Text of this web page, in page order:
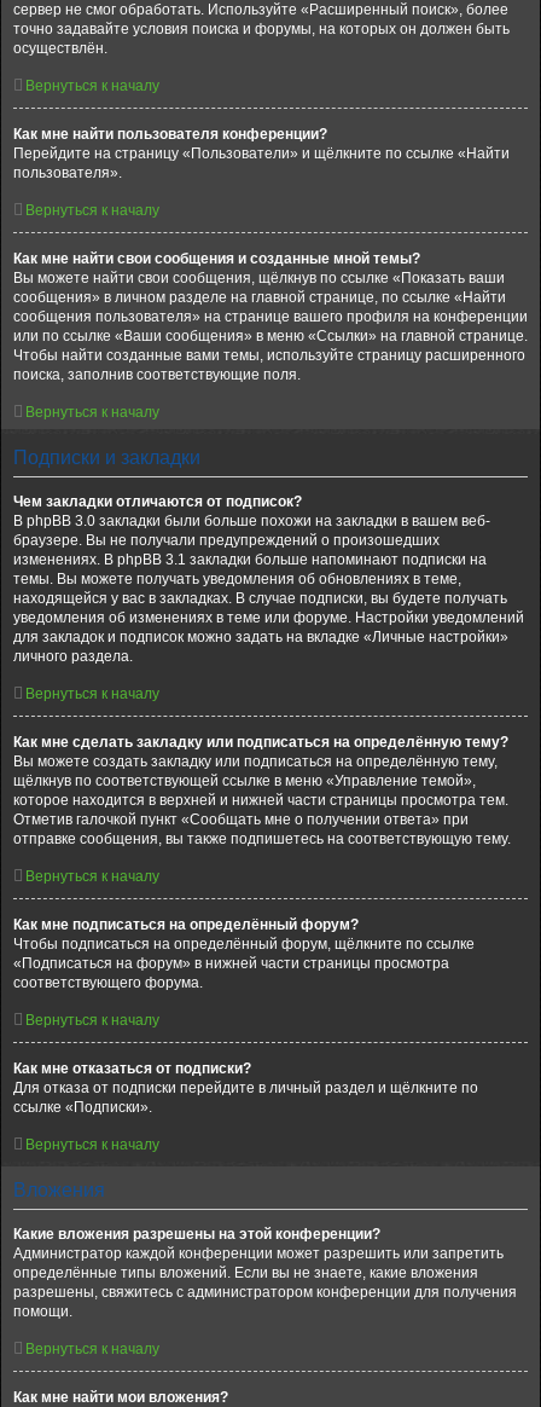
сервер не смог обработать. Используйте «Расширенный поиск», более
точно задавайте условия поиска и форумы, на которых он должен быть
осуществлён.
Вернуться к началу
Как мне найти пользователя конференции?
Перейдите на страницу «Пользователи» и щёлкните по ссылке «Найти
пользователя».
Вернуться к началу
Как мне найти свои сообщения и созданные мной темы?
Вы можете найти свои сообщения, щёлкнув по ссылке «Показать ваши
сообщения» в личном разделе на главной странице, по ссылке «Найти
сообщения пользователя» на странице вашего профиля на конференции
или по ссылке «Ваши сообщения» в меню «Ссылки» на главной странице.
Чтобы найти созданные вами темы, используйте страницу расширенного
поиска, заполнив соответствующие поля.
Вернуться к началу
Подписки и закладки
Чем закладки отличаются от подписок?
В phpBB 3.0 закладки были больше похожи на закладки в вашем веб-
браузере. Вы не получали предупреждений о произошедших
изменениях. В phpBB 3.1 закладки больше напоминают подписки на
темы. Вы можете получать уведомления об обновлениях в теме,
находящейся у вас в закладках. В случае подписки, вы будете получать
уведомления об изменениях в теме или форуме. Настройки уведомлений
для закладок и подписок можно задать на вкладке «Личные настройки»
личного раздела.
Вернуться к началу
Как мне сделать закладку или подписаться на определённую тему?
Вы можете создать закладку или подписаться на определённую тему,
щёлкнув по соответствующей ссылке в меню «Управление темой»,
которое находится в верхней и нижней части страницы просмотра тем.
Отметив галочкой пункт «Сообщать мне о получении ответа» при
отправке сообщения, вы также подпишетесь на соответствующую тему.
Вернуться к началу
Как мне подписаться на определённый форум?
Чтобы подписаться на определённый форум, щёлкните по ссылке
«Подписаться на форум» в нижней части страницы просмотра
соответствующего форума.
Вернуться к началу
Как мне отказаться от подписки?
Для отказа от подписки перейдите в личный раздел и щёлкните по
ссылке «Подписки».
Вернуться к началу
Вложения
Какие вложения разрешены на этой конференции?
Администратор каждой конференции может разрешить или запретить
определённые типы вложений. Если вы не знаете, какие вложения
разрешены, свяжитесь с администратором конференции для получения
помощи.
Вернуться к началу
Как мне найти мои вложения?